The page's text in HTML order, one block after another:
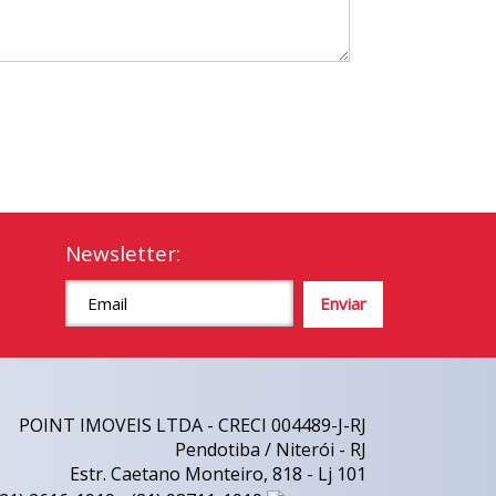
Newsletter:
POINT IMOVEIS LTDA - CRECI 004489-J-RJ
Pendotiba / Niterói - RJ
Estr. Caetano Monteiro, 818 - Lj 101